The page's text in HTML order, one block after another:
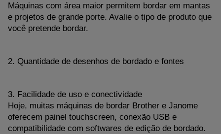
Máquinas com área maior permitem bordar em mantas
e projetos de grande porte. Avalie o tipo de produto que
você pretende bordar.
2. Quantidade de desenhos de bordado e fontes
3. Facilidade de uso e conectividade
Hoje, muitas máquinas de bordar Brother e Janome
oferecem painel touchscreen, conexão USB e
compatibilidade com softwares de edição de bordado.